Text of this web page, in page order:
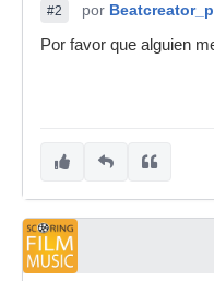
#2 por
Por favor que alguien